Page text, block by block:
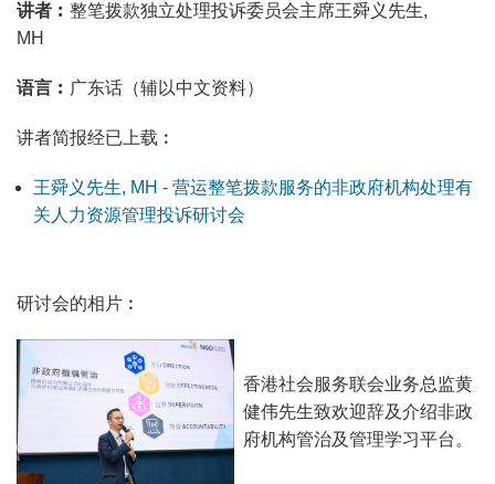
讲者︰ 整笔拨款独立处理投诉委员会主席王舜义先生,
MH
语言︰ 广东话（辅以中文资料）
讲者简报经已上载︰
王舜义先生, MH - 营运整笔拨款服务的非政府机构处理有
关人力资源管理投诉研讨会
研讨会的相片︰
香港社会服务联会业务总监黄
健伟先生致欢迎辞及介绍非政
府机构管治及管理学习平台。